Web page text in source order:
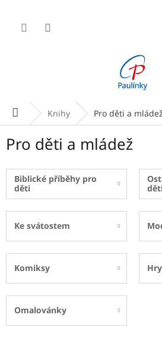
obsah
Domů Knihy Pro děti a mládež
Pro děti a mládež
Biblické příběhy pro
děti
Ke svátostem
Komiksy Hry
Omalovánky